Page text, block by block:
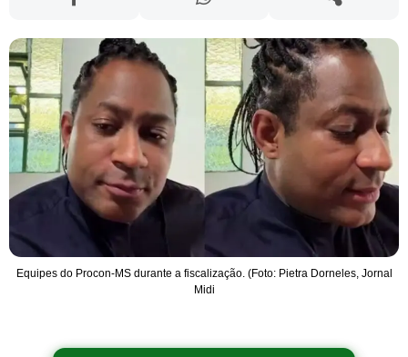
Equipes do Procon-MS durante a fiscalização. (Foto: Pietra Dorneles, Jornal
Midi